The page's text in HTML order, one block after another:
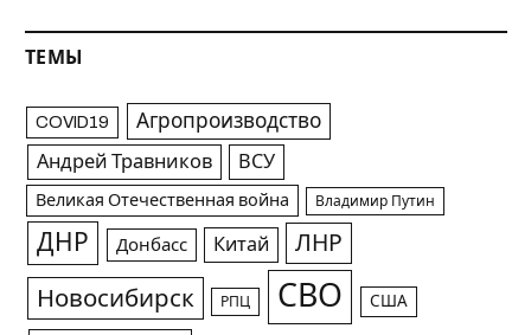
ТЕМЫ
COVID19 Агропроизводство
Андрей Травников ВСУ
Великая Отечественная война Владимир Путин
ДНР Донбасс Китай ЛНР
Новосибирск РПЦ СВО США